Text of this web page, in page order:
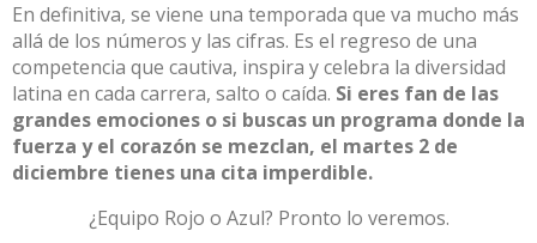
En definitiva, se viene una temporada que va mucho más
allá de los números y las cifras. Es el regreso de una
competencia que cautiva, inspira y celebra la diversidad
latina en cada carrera, salto o caída. Si eres fan de las
grandes emociones o si buscas un programa donde la
fuerza y el corazón se mezclan, el martes 2 de
diciembre tienes una cita imperdible.
¿Equipo Rojo o Azul? Pronto lo veremos.